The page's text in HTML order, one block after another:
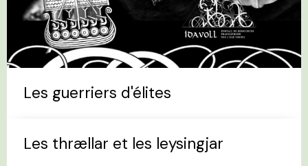
Les guerriers d'élites
Les thrællar et les leysingjar